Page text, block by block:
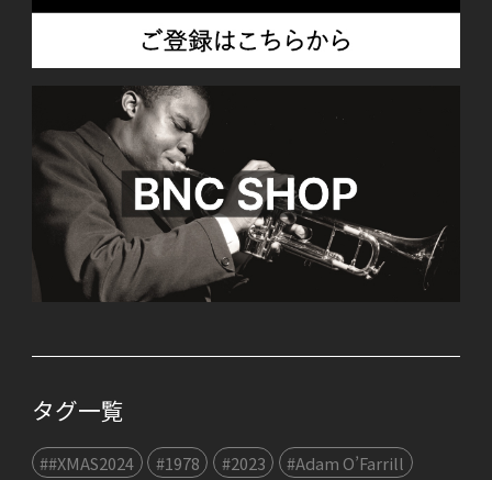
タグ一覧
##XMAS2024 #1978 #2023
#Adam O’Farrill